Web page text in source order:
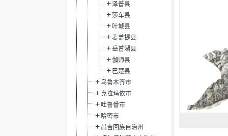
泽普县
莎车县
叶城县
麦盖提县
岳普湖县
伽师县
巴楚县
乌鲁木齐市
克拉玛依市
吐鲁番市
哈密市
昌吉回族自治州